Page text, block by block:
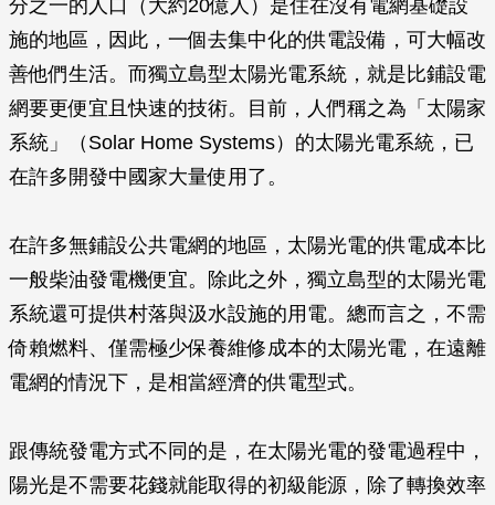
分之一的人口（大約20億人）是住在沒有電網基礎設
施的地區，因此，一個去集中化的供電設備，可大幅改
善他們生活。而獨立島型太陽光電系統，就是比鋪設電
網要更便宜且快速的技術。目前，人們稱之為「太陽家
系統」（Solar Home Systems）的太陽光電系統，已
在許多開發中國家大量使用了。
在許多無鋪設公共電網的地區，太陽光電的供電成本比
一般柴油發電機便宜。除此之外，獨立島型的太陽光電
系統還可提供村落與汲水設施的用電。總而言之，不需
倚賴燃料、僅需極少保養維修成本的太陽光電，在遠離
電網的情況下，是相當經濟的供電型式。
跟傳統發電方式不同的是，在太陽光電的發電過程中，
陽光是不需要花錢就能取得的初級能源，除了轉換效率